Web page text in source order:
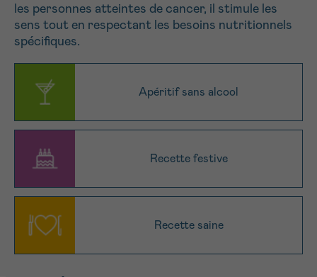
les personnes atteintes de cancer, il stimule les
sens tout en respectant les besoins nutritionnels
spécifiques.
Apéritif sans alcool
Recette festive
Recette saine
Via le formulaire de contact
Je souhaite être rappelé.e
En savoir plus sur Cancerinfo
NOM
13h-16h
16h-18h
Suivant